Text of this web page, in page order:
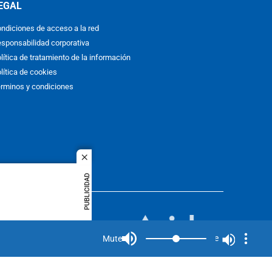
close
PUBLICIDAD
de acceso a la red
corporativa
de tratamiento de la información
de cookies
y condiciones
idioma
Mute
Mute